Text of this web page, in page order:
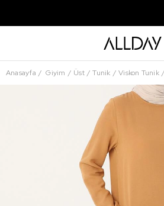
Anasayfa Giyim Üst Tunik Viskon Tunik